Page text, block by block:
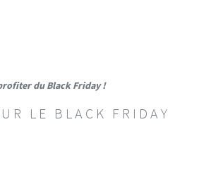
du Black Friday !
LE BLACK FRIDAY